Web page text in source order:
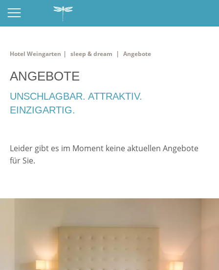
Hotel Weingarten | sleep & dream Angebote
ANGEBOTE
UNSCHLAGBAR. ATTRAKTIV.
EINZIGARTIG.
Leider gibt es im Moment keine aktuellen Angebote
für Sie.